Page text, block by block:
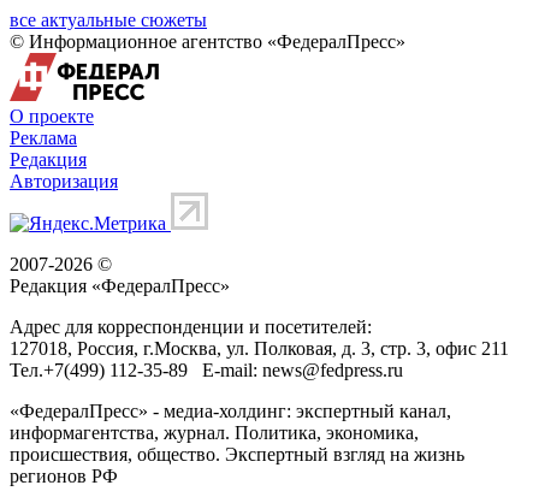
все актуальные сюжеты
© Информационное агентство «ФедералПресс»
О проекте
Реклама
Редакция
Авторизация
2007-2026 ©
Редакция «ФедералПресс»
Адрес для корреспонденции и посетителей:
127018, Россия, г.Москва, ул. Полковая, д. 3, стр. 3, офис 211
Тел.+7(499) 112-35-89 E-mail: news@fedpress.ru
«ФедералПресс» - медиа-холдинг: экспертный канал,
информагентства, журнал. Политика, экономика,
происшествия, общество. Экспертный взгляд на жизнь
регионов РФ